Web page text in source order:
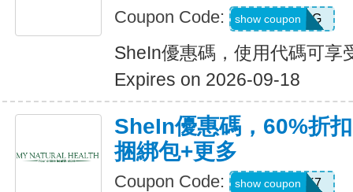
Coupon Code: 9N6U25G
show coupon
SheIn優惠碼，使用代碼可享
Expires on 2026-09-18
SheIn優惠碼，60%折
捆綁包+更多
Coupon Code: HBPK7
show coupon